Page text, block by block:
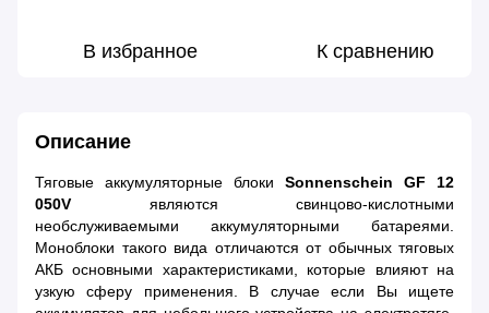
В избранное К сравнению
Описание
Тяговые аккумуляторные блоки Sonnenschein GF 12
050V являются свинцово-кислотными
необслуживаемыми аккумуляторными батареями.
Моноблоки такого вида отличаются от обычных тяговых
АКБ основными характеристиками, которые влияют на
узкую сферу применения. В случае если Вы ищете